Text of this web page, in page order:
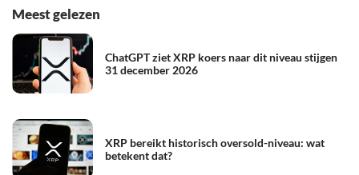
Meest gelezen
ChatGPT ziet XRP koers naar dit niveau stijgen
31 december 2026
XRP bereikt historisch oversold-niveau: wat
betekent dat?